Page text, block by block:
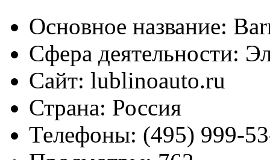
Основное название:
Сфера деятельности:
Сайт: lublinoauto.ru
Страна: Россия
Телефоны: (495) 999-